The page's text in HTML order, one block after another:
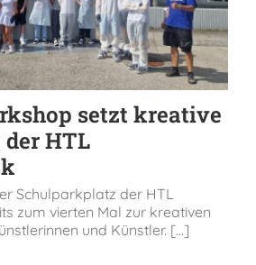
setzt kreative
HTL
Schulparkplatz der HTL
zum vierten Mal zur kreativen
und Künstler. [...]